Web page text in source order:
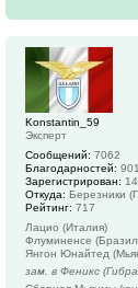
Konstantin_59
Эксперт
Сообщений: 7062
Благодарностей: 901
Зарегистрирован:
Откуда: Березники
Рейтинг: 717
Лацио (Италия)
Флуминенсе
Янгон Юнайтед
зам. в Феникс